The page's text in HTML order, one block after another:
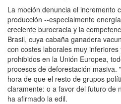
La moción denuncia el incremento
producción --especialmente
creciente burocracia y la
Brasil, cuya cabaña ganadera
con costes laborales muy
prohibidos en la Unión Europea,
procesos de deforestación masiva.
hora de que el resto de grupos
claramente: o a favor del futuro de
ha afirmado la edil.